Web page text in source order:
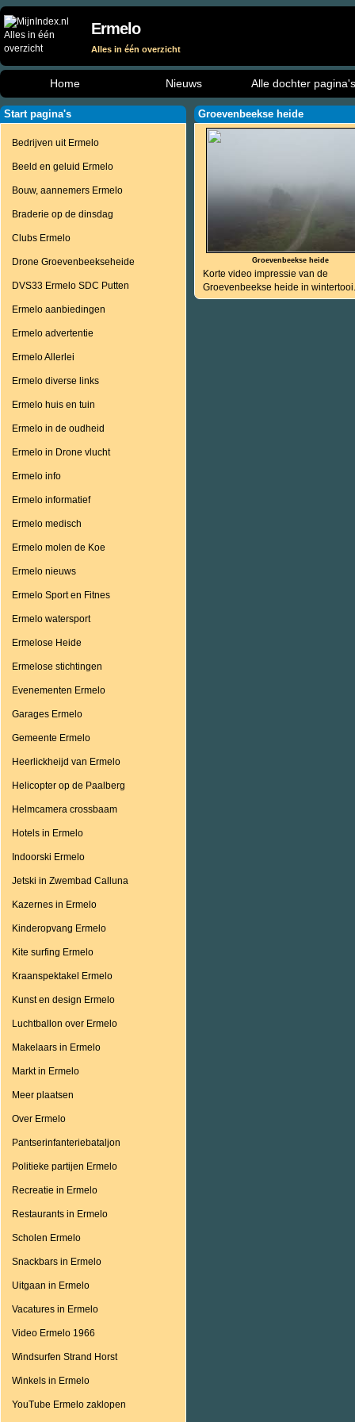
Ermelo
Alles in één overzicht
Home Nieuws Alle dochter pagina's
Start pagina's
Bedrijven uit Ermelo
Beeld en geluid Ermelo
Bouw, aannemers Ermelo
Braderie op de dinsdag
Clubs Ermelo
Drone Groevenbeekseheide
DVS33 Ermelo SDC Putten
Ermelo aanbiedingen
Ermelo advertentie
Ermelo Allerlei
Ermelo diverse links
Ermelo huis en tuin
Ermelo in de oudheid
Ermelo in Drone vlucht
Ermelo info
Ermelo informatief
Ermelo medisch
Ermelo molen de Koe
Ermelo nieuws
Ermelo Sport en Fitnes
Ermelo watersport
Ermelose Heide
Ermelose stichtingen
Evenementen Ermelo
Garages Ermelo
Gemeente Ermelo
Heerlickheijd van Ermelo
Helicopter op de Paalberg
Helmcamera crossbaam
Hotels in Ermelo
Indoorski Ermelo
Jetski in Zwembad Calluna
Kazernes in Ermelo
Kinderopvang Ermelo
Kite surfing Ermelo
Kraanspektakel Ermelo
Kunst en design Ermelo
Luchtballon over Ermelo
Makelaars in Ermelo
Markt in Ermelo
Meer plaatsen
Over Ermelo
Pantserinfanteriebataljon
Politieke partijen Ermelo
Recreatie in Ermelo
Restaurants in Ermelo
Scholen Ermelo
Snackbars in Ermelo
Uitgaan in Ermelo
Vacatures in Ermelo
Video Ermelo 1966
Windsurfen Strand Horst
Winkels in Ermelo
YouTube Ermelo zaklopen
Groevenbeekse heide
Groevenbeekse heide
Korte video impressie van de
Groevenbeekse heide in wintertooi.